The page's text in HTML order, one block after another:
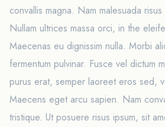
convallis magna. Nam malesuada
Nullam ultrices massa orci, in the
Maecenas eu dignissim nulla. Morbi
fermentum pulvinar. Fusce vel dictum
purus erat, semper laoreet eros sed,
Maecens eget arcu sapien. Nam
tristique. Ut posuere risus ipsum, sit